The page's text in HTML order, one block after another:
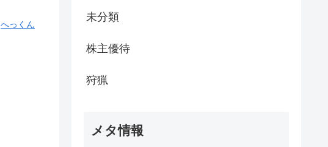
へっくん
未分類
株主優待
狩猟
メタ情報